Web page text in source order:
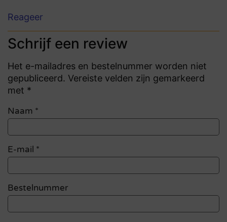
Reageer
Schrijf een review
Het e-mailadres en bestelnummer worden niet
gepubliceerd. Vereiste velden zijn gemarkeerd
met *
Naam *
E-mail *
Bestelnummer